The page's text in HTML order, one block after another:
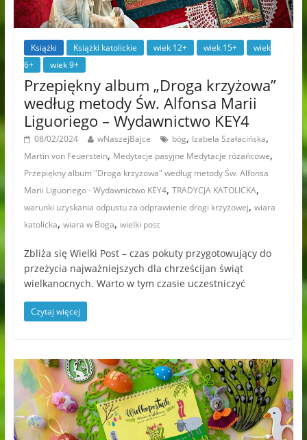
Książki Książki katolickie wiek 12+ wiek 15+
wiek
6+
wiek 9+
Przepiękny album „Droga krzyżowa”
według metody Św. Alfonsa Marii
Liguoriego – Wydawnictwo KEY4
08/02/2024 wNaszejBajce bóg, Izabela Szałacińska,
Martin von Feuerstein, Medytacje pasyjne Medytacje różańcowe,
Przepiękny album "Droga krzyżowa" według metody Św. Alfonsa
Marii Liguoriego - Wydawnictwo KEY4, TRADYCJA KATOLICKA,
warunki uzyskania odpustu za odprawienie drogi krzyżowej, wiara
katolicka, wiara w Boga, wielki post
Zbliża się Wielki Post – czas pokuty przygotowujący do
przeżycia najważniejszych dla chrześcijan świąt
wielkanocnych. Warto w tym czasie uczestniczyć
Czytaj więcej